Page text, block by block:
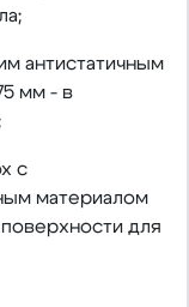
антистатичным
мм - в
с
материалом
для